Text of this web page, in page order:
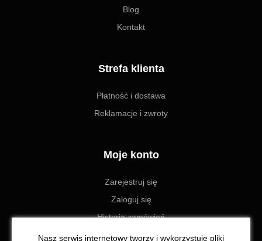
Nasz serwis internetowy tworzy i wykorzystuje pliki
Blog
Kontakt
Strefa klienta
Płatność i dostawa
Reklamacje i zwroty
Moje konto
Zarejestruj się
Zaloguj się
Historia zamówień
Ustawienia